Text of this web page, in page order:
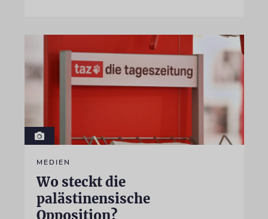
MEDIEN
Wo steckt die
palästinensische
Opposition?